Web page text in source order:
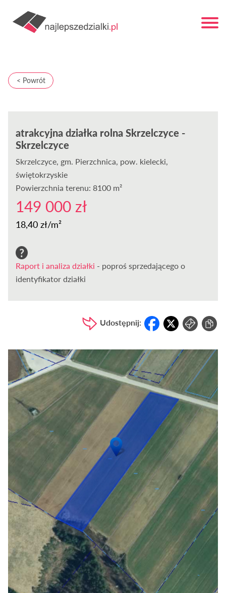
< Powrót
atrakcyjna działka rolna Skrzelczyce -
Skrzelczyce
Skrzelczyce, gm. Pierzchnica, pow. kielecki,
świętokrzyskie
Powierzchnia terenu: 8100 m²
149 000 zł
18,40 zł/m²
Raport i analiza działki - poproś sprzedającego o
identyfikator działki
Udostępnij: